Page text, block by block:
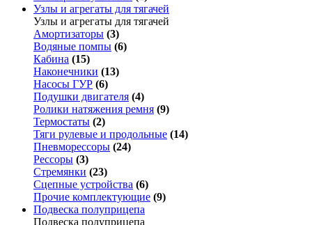
Узлы и агрегаты для тягачей
Узлы и агрегаты для тягачей
Амортизаторы (3)
Водяные помпы (6)
Кабина (15)
Наконечники (13)
Насосы ГУР (6)
Подушки двигателя (4)
Ролики натяжения ремня (9)
Термостаты (2)
Тяги рулевые и продольные (14)
Пневморессоры (24)
Рессоры (3)
Стремянки (23)
Сцепные устройства (6)
Прочие комплектующие (9)
Подвеска полуприцепа
Подвеска полуприцепа